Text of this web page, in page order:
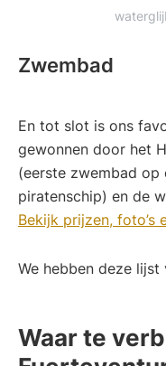
Zwembad
En tot slot is ons
gewonnen door het
(eerste zwembad
piratenschip) en de
Bekijk prijzen, foto’s
We hebben deze
Waar te